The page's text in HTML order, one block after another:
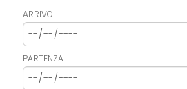
ARRIVO
PARTENZA